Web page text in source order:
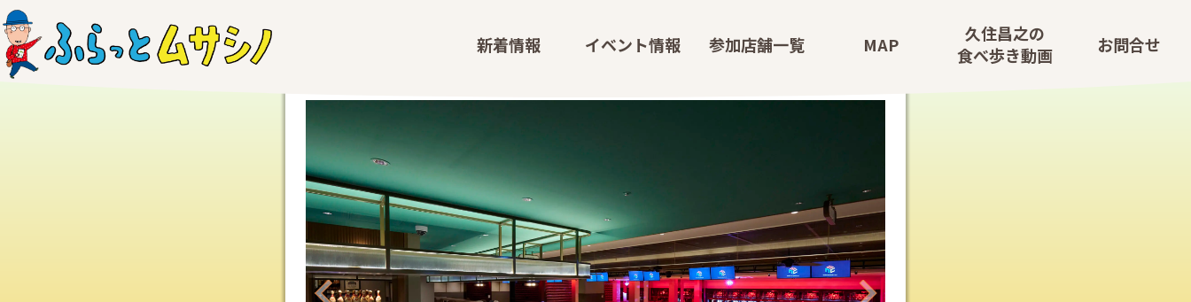
新着情報 イベン ト情報 参加店舗一覧 MAP 久住昌之の
食べ歩き動画 お問合せ